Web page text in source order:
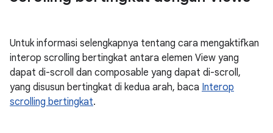
Untuk informasi selengkapnya tentang cara mengaktifkan
interop scrolling bertingkat antara elemen View yang
dapat di-scroll dan composable yang dapat di-scroll,
yang disusun bertingkat di kedua arah, baca Interop
scrolling bertingkat.